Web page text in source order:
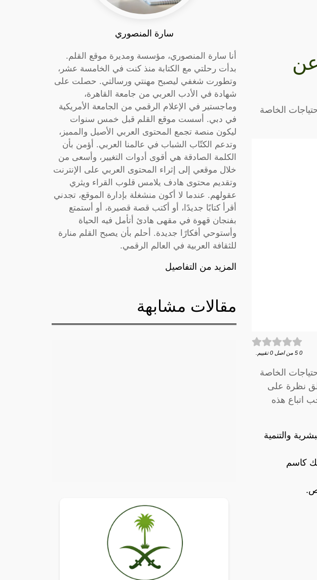
الخاصة
0
5 من اصل 0 تقييم.
الخاصة
نظرة على
اتباع هذه
والتنمية
كاسم
سارة المنصوري
أنا سارة المنصوري، مؤسسة ومديرة موقع القلم.
بدأت رحلتي مع الكتابة منذ كنت في الخامسة عشر،
وتطورت شغفي ليصبح مهنتي ورسالتي. حصلت على
شهادة في الأدب العربي من جامعة القاهرة،
وماجستير في الإعلام الرقمي من الجامعة الأمريكية
في دبي. أسست موقع القلم قبل خمس سنوات
ليكون منصة تجمع المحتوى العربي الأصيل والمميز،
وتدعم الكتّاب الشباب في عالمنا العربي. أؤمن بأن
الكلمة الصادقة هي أقوى أدوات التغيير، وأسعى من
خلال موقعي إلى إثراء المحتوى العربي على الإنترنت
وتقديم محتوى هادف يلامس قلوب القراء ويثري
عقولهم. عندما لا أكون منشغلة بإدارة الموقع، تجدني
أقرأ كتابًا جديدًا، أو أكتب قصة قصيرة، أو أستمتع
بفنجان قهوة في مقهى هادئ أتأمل فيه الحياة
وأستوحي أفكارًا جديدة. أحلم بأن يصبح القلم منارة
للثقافة العربية في العالم الرقمي.
المزيد من التفاصيل
مقالات مشابهة